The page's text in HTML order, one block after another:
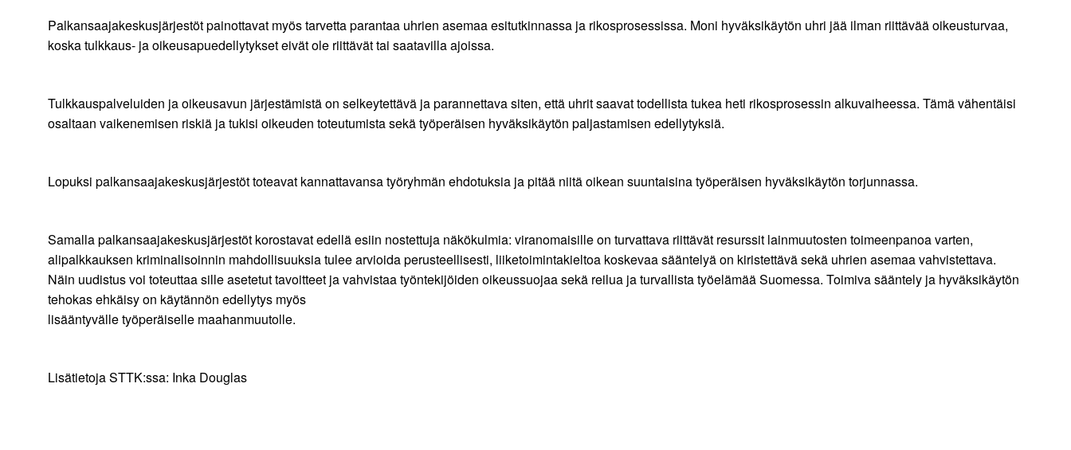
Palkansaajakeskusjärjestöt painottavat myös tarvetta parantaa uhrien asemaa esitutkinnassa ja rikosprosessissa. Moni hyväksikäytön uhri jää ilman riittävää oikeusturvaa,
koska tulkkaus- ja oikeusapuedellytykset eivät ole riittävät tai saatavilla ajoissa.
Tulkkauspalveluiden ja oikeusavun järjestämistä on selkeytettävä ja parannettava siten, että uhrit saavat todellista tukea heti rikosprosessin alkuvaiheessa. Tämä vähentäisi
osaltaan vaikenemisen riskiä ja tukisi oikeuden toteutumista sekä työperäisen hyväksikäytön paljastamisen edellytyksiä.
Lopuksi palkansaajakeskusjärjestöt toteavat kannattavansa työryhmän ehdotuksia ja pitää niitä oikean suuntaisina työperäisen hyväksikäytön torjunnassa.
Samalla palkansaajakeskusjärjestöt korostavat edellä esiin nostettuja näkökulmia: viranomaisille on turvattava riittävät resurssit lainmuutosten toimeenpanoa varten,
alipalkkauksen kriminalisoinnin mahdollisuuksia tulee arvioida perusteellisesti, liiketoimintakieltoa koskevaa sääntelyä on kiristettävä sekä uhrien asemaa vahvistettava.
Näin uudistus voi toteuttaa sille asetetut tavoitteet ja vahvistaa työntekijöiden oikeussuojaa sekä reilua ja turvallista työelämää Suomessa. Toimiva sääntely ja hyväksikäytön
tehokas ehkäisy on käytännön edellytys myös
lisääntyvälle työperäiselle maahanmuutolle.
Lisätietoja STTK:ssa: Inka Douglas